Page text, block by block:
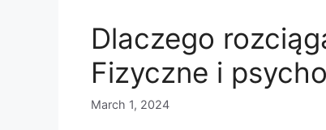
Dlaczego
Fizyczne i
March 1, 2024